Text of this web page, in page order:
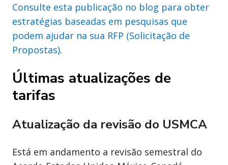
Consulte esta publicação no blog para obter
estratégias baseadas em pesquisas que
podem ajudar na sua RFP (Solicitação de
Propostas).
Últimas atualizações de
tarifas
Atualização da revisão do USMCA
Está em andamento a revisão semestral do